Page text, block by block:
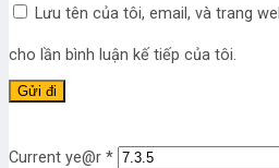
Lưu tên của tôi, email, và trang
cho lần bình luận kế tiếp của tôi.
Current ye@r *